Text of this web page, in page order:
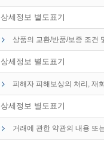
상세정보 별도표기
상품의 교환/반품/보증 조건
상세정보 별도표기
피해자 피해보상의 처리, 재
상세정보 별도표기
거래에 관한 약관의 내용 또